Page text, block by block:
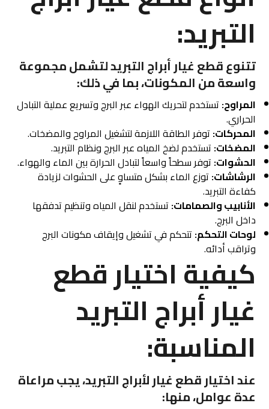
التبريد:
تتنوع قطع غيار أبراج التبريد لتشمل مجموعة
واسعة من المكونات، بما في ذلك:
المراوح: تستخدم لتحريك الهواء عبر البرج وتسريع عملية التبادل
الحراري.
المحركات: توفر الطاقة اللازمة لتشغيل المراوح والمضخات.
المضخات: تستخدم لضخ المياه عبر البرج ونظام التبريد.
الحشوات: توفر سطحاً واسعاً لتبادل الحرارة بين الماء والهواء.
الرشاشات: توزع الماء بشكل متساوٍ على الحشوات لزيادة
كفاءة التبريد.
الأنابيب والصمامات: تستخدم لنقل المياه وتنظيم تدفقها
داخل البرج.
لوحات التحكم: تتحكم في تشغيل وإيقاف مكونات البرج
وتراقب أدائه.
كيفية اختيار قطع
غيار أبراج التبريد
المناسبة:
عند اختيار قطع غيار لأبراج التبريد، يجب مراعاة
عدة عوامل، منها: